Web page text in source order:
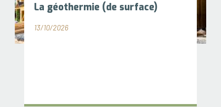
La géothermie (de surface)
13/10/2026